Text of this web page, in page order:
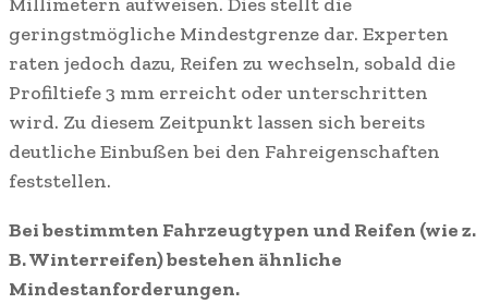
geringstmögliche Mindestgrenze dar. Experten
raten jedoch dazu, Reifen zu wechseln, sobald die
Profiltiefe 3 mm erreicht oder unterschritten
wird. Zu diesem Zeitpunkt lassen sich bereits
deutliche Einbußen bei den Fahreigenschaften
feststellen.
Bei bestimmten Fahrzeugtypen und Reifen (wie z.
B. Winterreifen) bestehen ähnliche
Mindestanforderungen.